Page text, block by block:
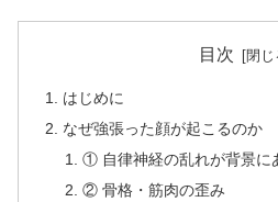
目次
はじめに
なぜ強張った顔が起こるのか
① 自律神経の乱れが背景に
② 骨格・筋肉の歪み